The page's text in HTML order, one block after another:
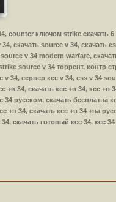
counter ключом strike скачать
скачать source v 34,
v 34 modern warfare,
source v 34 торрент, контр
v 34, сервер ксс v 34, css v 34
+в 34, скачать ксс +в 34, ксс
34 русском, скачать бесплатна
+в 34, скачать ксс +в 34 +на
скачать готовый ксс 34, ксс